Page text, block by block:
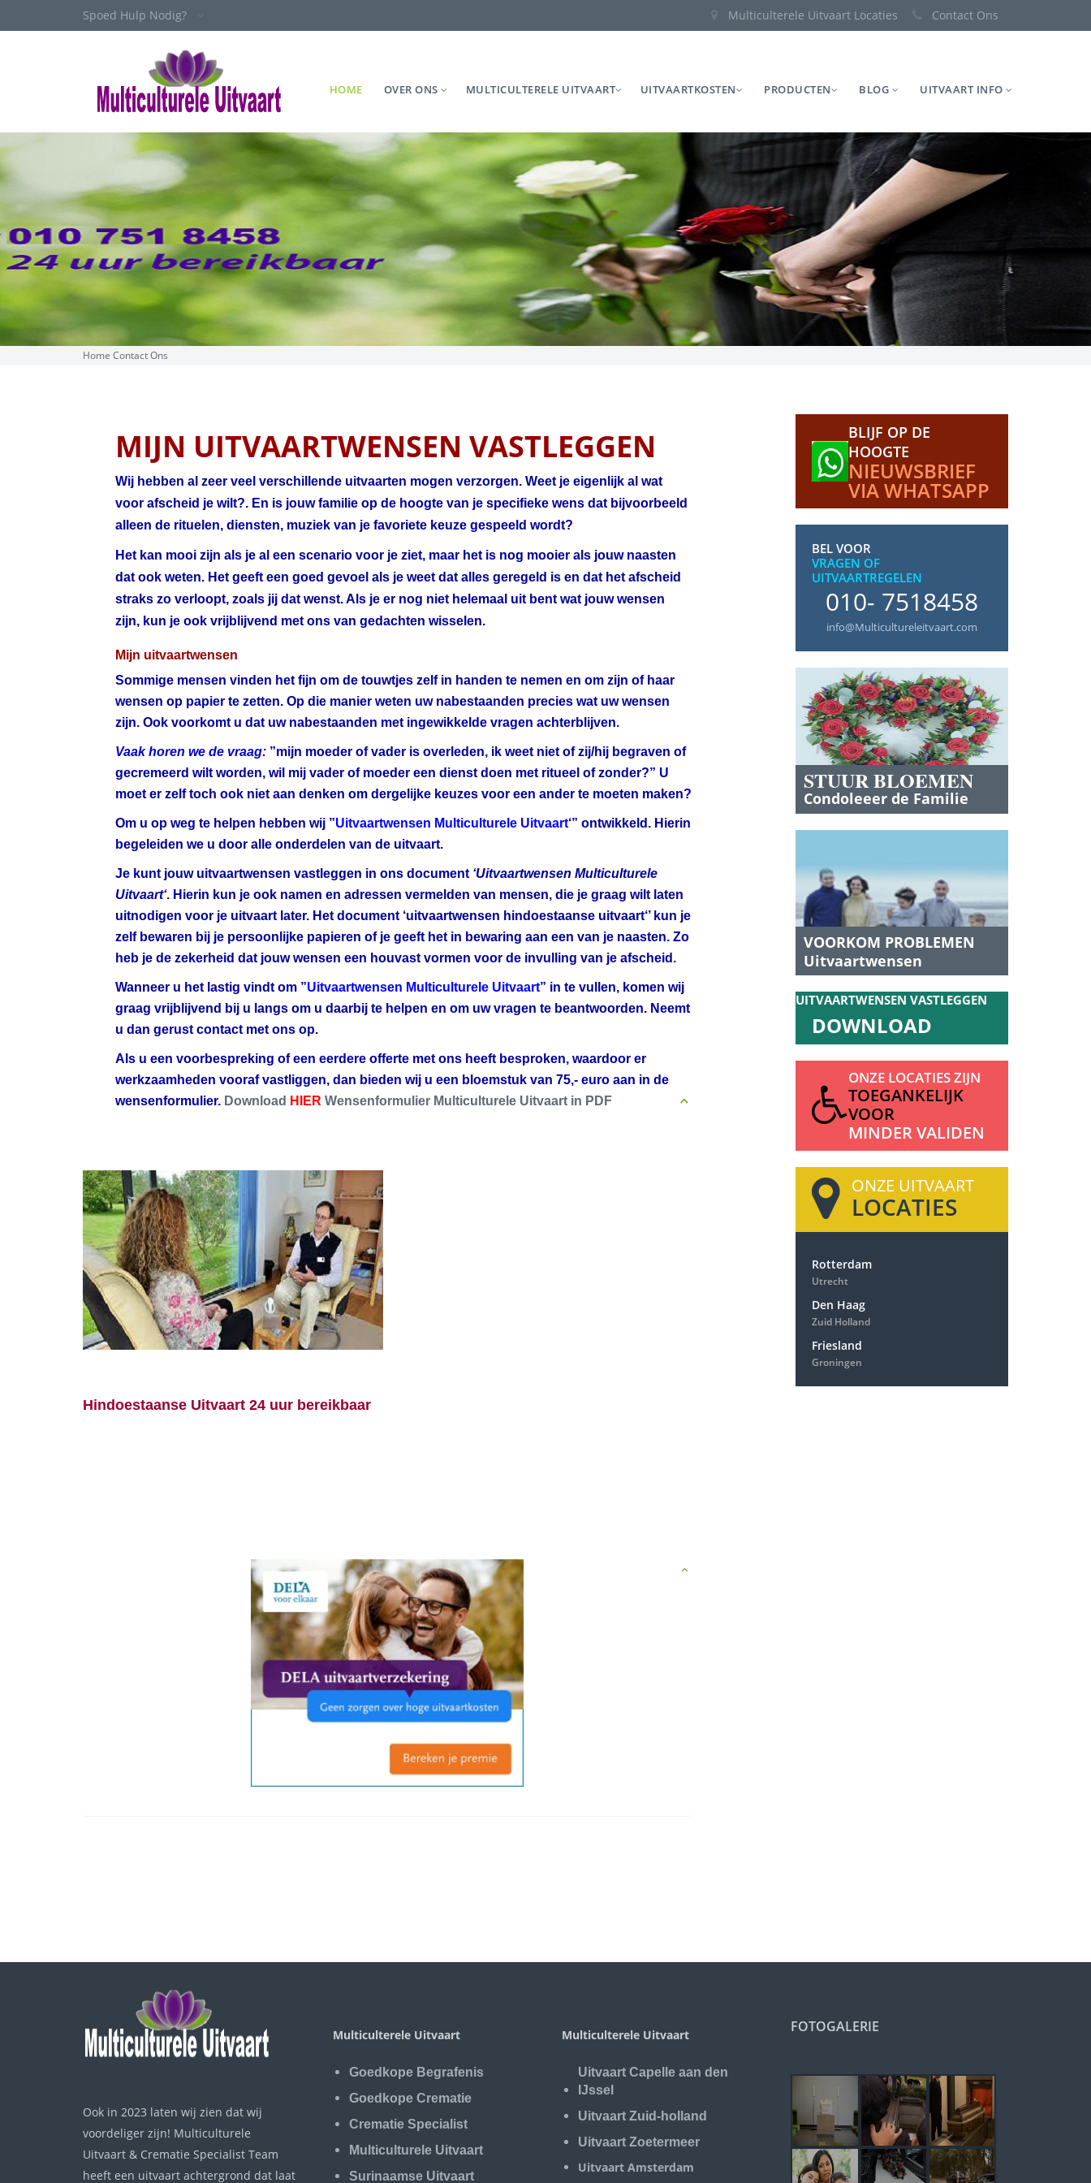
Spoed Hulp Nodig? Multiculterele Uitvaart Locaties Contact Ons
HOME OVER ONS MULTICULTERELE UITVAART UITVAARTKOSTEN PRODUCTEN BLOG UITVAART INFO
Home Contact Ons
MIJN UITVAARTWENSEN VASTLEGGEN
Wij hebben al zeer veel verschillende uitvaarten mogen verzorgen. Weet je eigenlijk al wat
voor afscheid je wilt?. En is jouw familie op de hoogte van je specifieke wens dat bijvoorbeeld
alleen de rituelen, diensten, muziek van je favoriete keuze gespeeld wordt?
Het kan mooi zijn als je al een scenario voor je ziet, maar het is nog mooier als jouw naasten
dat ook weten. Het geeft een goed gevoel als je weet dat alles geregeld is en dat het afscheid
straks zo verloopt, zoals jij dat wenst. Als je er nog niet helemaal uit bent wat jouw wensen
zijn, kun je ook vrijblijvend met ons van gedachten wisselen.
Mijn uitvaartwensen
Sommige mensen vinden het fijn om de touwtjes zelf in handen te nemen en om zijn of haar
wensen op papier te zetten. Op die manier weten uw nabestaanden precies wat uw wensen
zijn. Ook voorkomt u dat uw nabestaanden met ingewikkelde vragen achterblijven.
Vaak horen we de vraag: ”mijn moeder of vader is overleden, ik weet niet of zij/hij begraven of
gecremeerd wilt worden, wil mij vader of moeder een dienst doen met ritueel of zonder?” U
moet er zelf toch ook niet aan denken om dergelijke keuzes voor een ander te moeten maken?
Om u op weg te helpen hebben wij ”Uitvaartwensen Multiculturele Uitvaart‘” ontwikkeld. Hierin
begeleiden we u door alle onderdelen van de uitvaart.
Je kunt jouw uitvaartwensen vastleggen in ons document ‘Uitvaartwensen Multiculturele
Uitvaart‘. Hierin kun je ook namen en adressen vermelden van mensen, die je graag wilt laten
uitnodigen voor je uitvaart later. Het document ‘uitvaartwensen hindoestaanse uitvaart‘’ kun je
zelf bewaren bij je persoonlijke papieren of je geeft het in bewaring aan een van je naasten. Zo
heb je de zekerheid dat jouw wensen een houvast vormen voor de invulling van je afscheid.
Wanneer u het lastig vindt om ”Uitvaartwensen Multiculturele Uitvaart” in te vullen, komen wij
graag vrijblijvend bij u langs om u daarbij te helpen en om uw vragen te beantwoorden. Neemt
u dan gerust contact met ons op.
Als u een voorbespreking of een eerdere offerte met ons heeft besproken, waardoor er
werkzaamheden vooraf vastliggen, dan bieden wij u een bloemstuk van 75,- euro aan in de
wensenformulier. Download HIER Wensenformulier Multiculturele Uitvaart in PDF
Hindoestaanse Uitvaart 24 uur bereikbaar
BLIJF OP DE
HOOGTE
NIEUWSBRIEF
VIA WHATSAPP
BEL VOOR
VRAGEN OF
UITVAARTREGELEN
010- 7518458
info@Multicultureleitvaart.com
STUUR BLOEMEN
Condoleeer de Familie
VOORKOM PROBLEMEN
Uitvaartwensen
vastleggen?
UITVAARTWENSEN VASTLEGGEN
DOWNLOAD
ONZE LOCATIES ZIJN
TOEGANKELIJK
VOOR
MINDER VALIDEN
ONZE UITVAART
LOCATIES
Rotterdam
Utrecht
Den Haag
Zuid Holland
Friesland
Groningen
Ook in 2023 laten wij zien dat wij
voordeliger zijn! Multiculturele
Uitvaart & Crematie Specialist Team
heeft een uitvaart achtergrond dat laat
Multiculterele Uitvaart
Goedkope Begrafenis
Goedkope Crematie
Crematie Specialist
Multiculturele Uitvaart
Surinaamse Uitvaart
Multiculterele Uitvaart
Uitvaart Capelle aan den
IJssel
Uitvaart Zuid-holland
Uitvaart Zoetermeer
Uitvaart Amsterdam
FOTOGALERIE